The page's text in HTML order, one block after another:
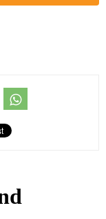
休息也有時。」
，真係羨慕死人